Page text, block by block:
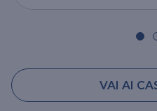
VAI AI